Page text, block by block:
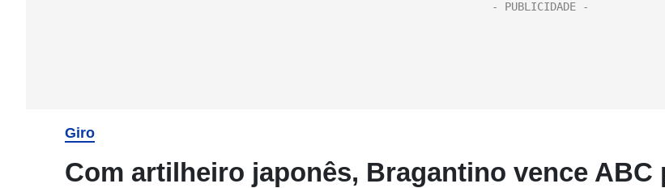
Giro
Com artilheiro japonês, Bragantino vence ABC